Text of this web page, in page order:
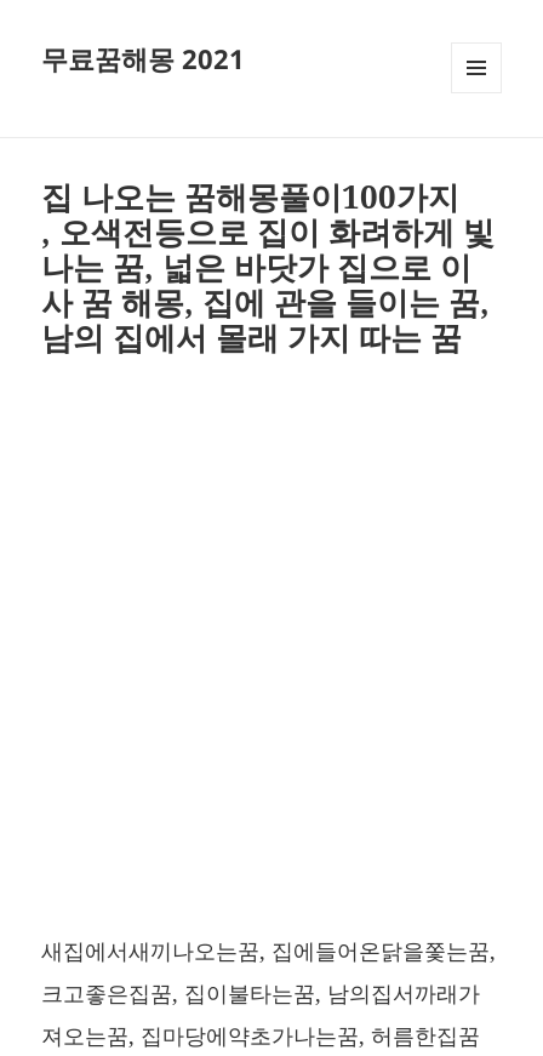
무료꿈해몽 2021
집 나오는 꿈해몽풀이100가지
, 오색전등으로 집이 화려하게 빛
나는 꿈, 넓은 바닷가 집으로 이
사 꿈 해몽, 집에 관을 들이는 꿈,
남의 집에서 몰래 가지 따는 꿈
새집에서새끼나오는꿈, 집에들어온닭을쫓는꿈,
크고좋은집꿈, 집이불타는꿈, 남의집서까래가
져오는꿈, 집마당에약초가나는꿈, 허름한집꿈